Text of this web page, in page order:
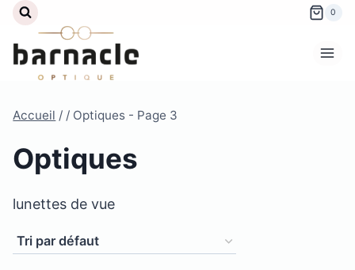
Aller
contenu
0
Accueil / / Optiques - Page 3
Optiques
lunettes de vue